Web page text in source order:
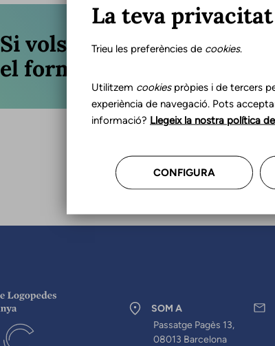
Si vols actualitzar les
el formulari o truca'ns.
SOM A
Passatge Pagès 13,
08013 Barcelona
La teva
Trieu les preferències de cookies.
Utilitzem cookiespròpies i de tercers
experiència de navegació. Pots
informació? Llegeix la nostra política de
CONFIGURA